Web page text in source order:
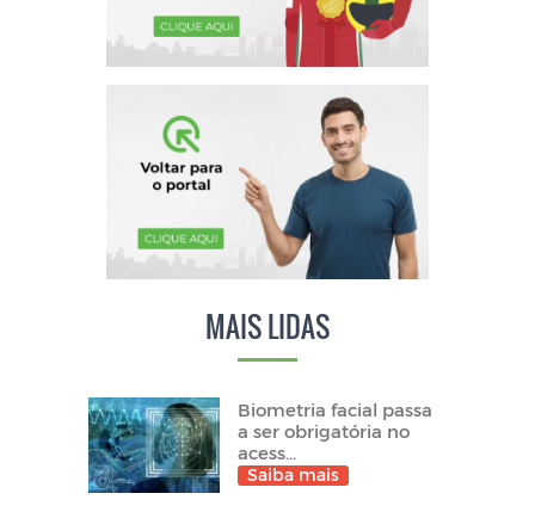
MAIS LIDAS
Biometria facial passa
a ser obrigatória no
acess...
Saiba mais